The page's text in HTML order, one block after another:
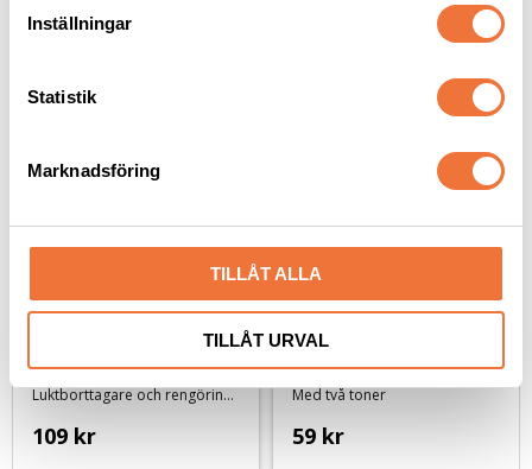
Inställningar
Statistik
Marknadsföring
TILLÅT ALLA
TILLÅT URVAL
500 ml
Luktborttagare och rengöringsspray
109 kr
Visselpipa, buffelhorn
Med två toner
59 kr